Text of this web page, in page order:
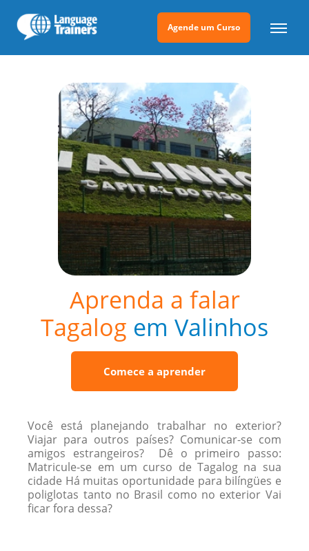
Agende um Curso
Aprenda a falar
Tagalog em Valinhos
Comece a aprender
Você está planejando trabalhar no exterior?
Viajar para outros países? Comunicar-se com
amigos estrangeiros? Dê o primeiro passo:
Matricule-se em um curso de Tagalog na sua
cidade Há muitas oportunidade para bilíngües e
poliglotas tanto no Brasil como no exterior Vai
ficar fora dessa?